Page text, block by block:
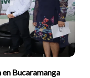
Bucaramanga